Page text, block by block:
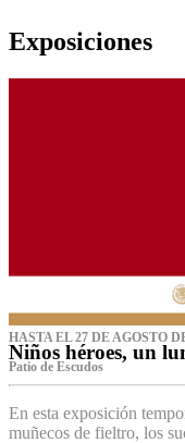
Exposiciones
HASTA EL 27 DE AGOSTO
Niños héroes, un
Patio de Escudos
En esta exposición
muñecos de fieltro, los